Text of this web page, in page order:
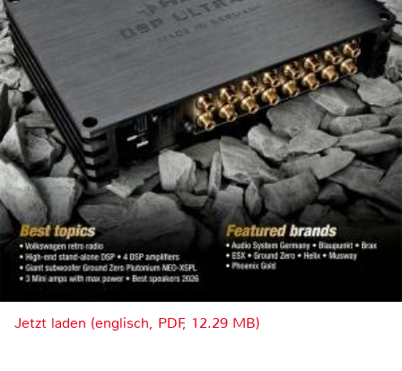
Jetzt laden (englisch, PDF, 12.29 MB)